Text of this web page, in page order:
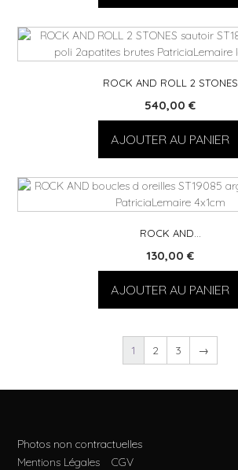
ROCK AND ROLL 2 STONES
540,00 €
AJOUTER AU PANIER
ROCK AND…
130,00 €
AJOUTER AU PANIER
1 2 3 →
Photos non contractuelles
Mentions Légales
CGV